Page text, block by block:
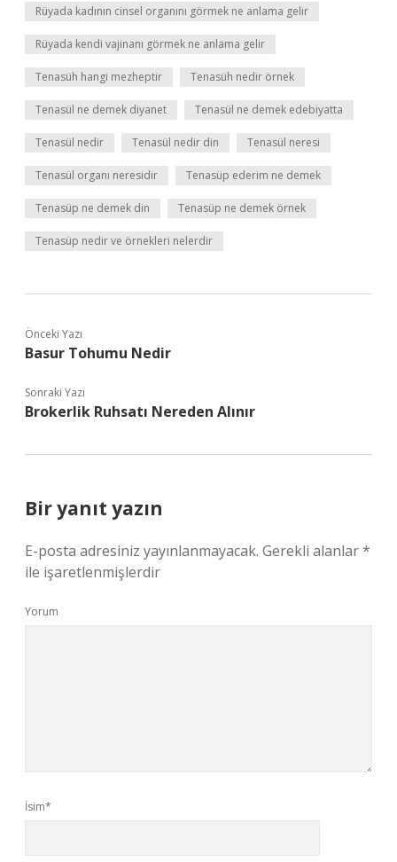
Rüyada kadının cinsel organını görmek ne anlama gelir
Rüyada kendi vajinanı görmek ne anlama gelir
Tenasüh hangi mezheptir Tenasüh nedir örnek
Tenasül ne demek diyanet Tenasül ne demek edebiyatta
Tenasül nedir Tenasül nedir din Tenasül neresi
Tenasül organı neresidir Tenasüp ederim ne demek
Tenasüp ne demek din Tenasüp ne demek örnek
Tenasüp nedir ve örnekleri nelerdir
Önceki Yazı
Basur Tohumu Nedir
Sonraki Yazı
Brokerlik Ruhsatı Nereden Alınır
Bir yanıt yazın
E-posta adresiniz yayınlanmayacak. Gerekli alanlar*
ile işaretlenmişlerdir
Yorum
İsim*